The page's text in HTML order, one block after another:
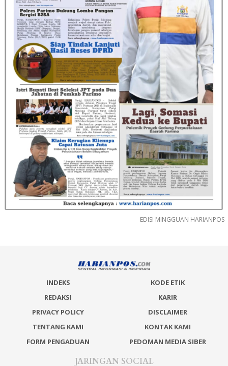
EDISI MINGGUAN HARIANPOS
INDEKS
KODE ETIK
REDAKSI
KARIR
PRIVACY POLICY
DISCLAIMER
TENTANG KAMI
KONTAK KAMI
FORM PENGADUAN
PEDOMAN MEDIA SIBER
JARINGAN SOCIAL